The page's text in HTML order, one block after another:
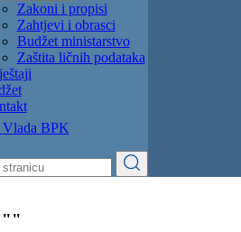
Zakoni i propisi
Zahtjevi i obrasci
Budžet ministarstvo
Zaštita ličnih podataka
Vlada BPK
""